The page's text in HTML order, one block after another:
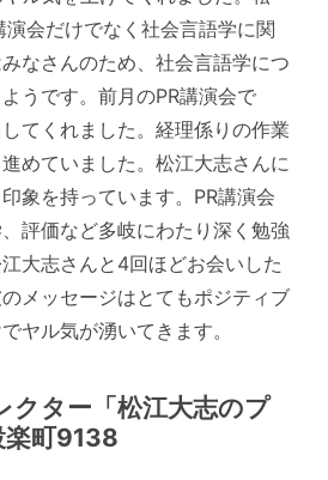
演会だけでなく社会言語学に関
なさんのため、社会言語学につ
うです。前月のPR講演会で
てくれました。経理係りの作業
めていました。松江大志さんに
象を持っています。PR講演会
評価など多岐にわたり深く勉強
大志さんと4回ほどお会いした
メッセージはとてもポジティブ
ヤル気が湧いてきます。
クター「松江大志のプ
楽町9138